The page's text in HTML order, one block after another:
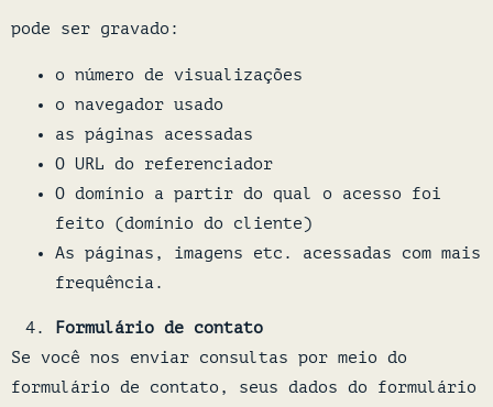
pode ser gravado:
o número de visualizações
o navegador usado
as páginas acessadas
O URL do referenciador
O domínio a partir do qual o acesso foi
feito (domínio do cliente)
As páginas, imagens etc. acessadas com mais
frequência.
Formulário de contato
Se você nos enviar consultas por meio do
formulário de contato, seus dados do formulário